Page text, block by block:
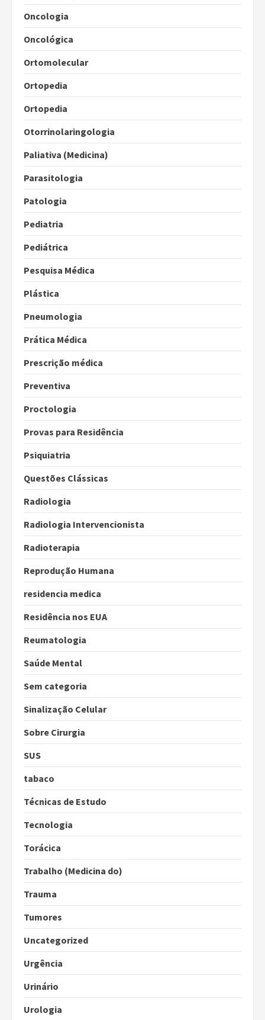
Oncologia
Oncológica
Ortomolecular
Ortopedia
Ortopedia
Otorrinolaringologia
Paliativa (Medicina)
Parasitologia
Patologia
Pediatria
Pediátrica
Pesquisa Médica
Plástica
Pneumologia
Prática Médica
Prescrição médica
Preventiva
Proctologia
Provas para Residência
Psiquiatria
Questões Clássicas
Radiologia
Radiologia Intervencionista
Radioterapia
Reprodução Humana
residencia medica
Residência nos EUA
Reumatologia
Saúde Mental
Sem categoria
Sinalização Celular
Sobre Cirurgia
SUS
tabaco
Técnicas de Estudo
Tecnologia
Torácica
Trabalho (Medicina do)
Trauma
Tumores
Uncategorized
Urgência
Urinário
Urologia